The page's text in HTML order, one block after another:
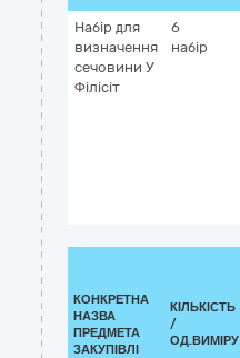
Набір для
визначення
сечовини У
Філісіт
6
набір
КОНКРЕТНА
НАЗВА
ПРЕДМЕТА
ЗАКУПІВЛІ
КІЛЬКІСТЬ
/
ОД.ВИМІРУ